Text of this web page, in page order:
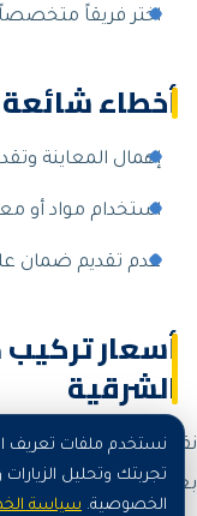
اختر فريقاً متخصصاً
أخطاء شائعة
إهمال المعاينة
استخدام مواد أو
عدم تقديم ضمان
أسعار
الشرقية
نقدّم أسعاراً واضحة
بعد معاينة مجانية:
نستخدم ملفات تعريف
تجربتك وتحليل
الخصوصية. سياسة